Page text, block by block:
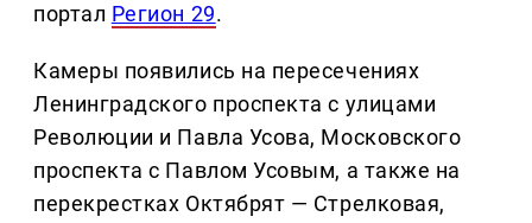
портал Регион 29.
Камеры появились на пересечениях
Ленинградского проспекта с улицами
Революции и Павла Усова, Московского
проспекта с Павлом Усовым, а также на
перекрестках Октябрят — Стрелковая,